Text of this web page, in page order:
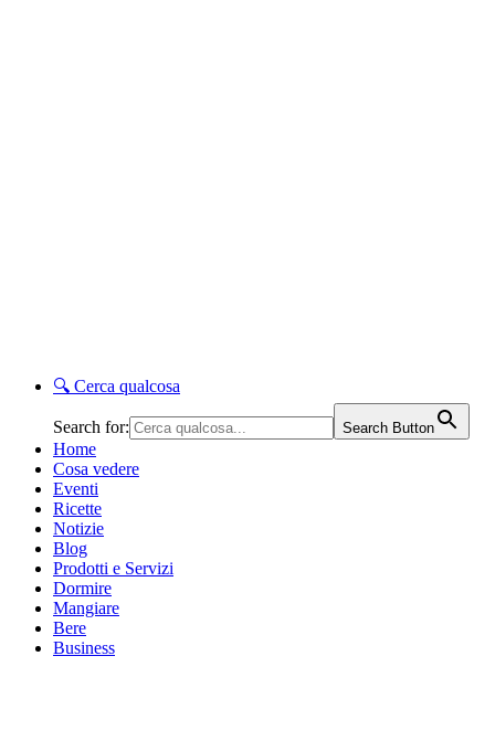
🔍 Cerca qualcosa
Search for: Search Button
Home
Cosa vedere
Eventi
Ricette
Notizie
Blog
Prodotti e Servizi
Dormire
Mangiare
Bere
Business